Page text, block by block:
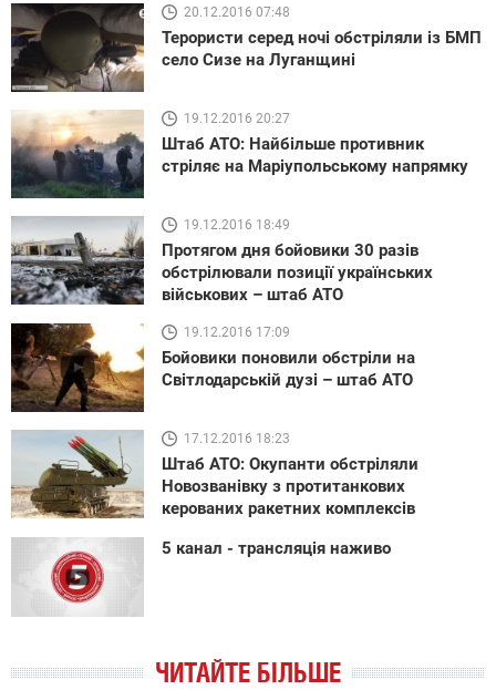
20.12.2016 07:48
Терористи серед ночі обстріляли із БМП
село Сизе на Луганщині
19.12.2016 20:27
Штаб АТО: Найбільше противник
стріляє на Маріупольському напрямку
19.12.2016 18:49
Протягом дня бойовики 30 разів
обстрілювали позиції українських
військових – штаб АТО
19.12.2016 17:09
Бойовики поновили обстріли на
Світлодарській дузі – штаб АТО
17.12.2016 18:23
Штаб АТО: Окупанти обстріляли
Новозванівку з протитанкових
керованих ракетних комплексів
5 канал - трансляція наживо
ЧИТАЙТЕ БІЛЬШЕ